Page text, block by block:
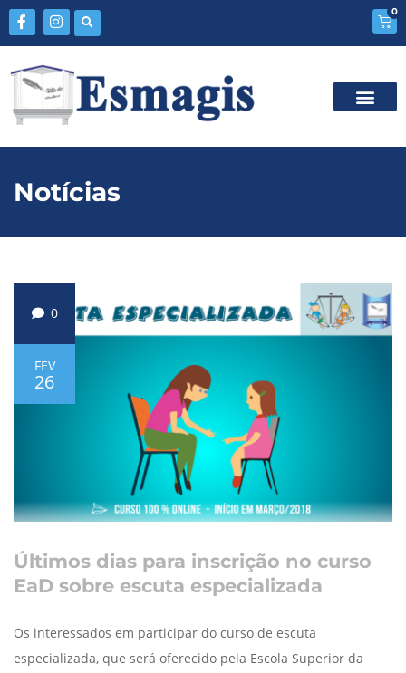
0
Notícias
0
FEV
26
Últimos dias para inscrição no curso
EaD sobre escuta especializada
Os interessados em participar do curso de escuta
especializada, que será oferecido pela Escola Superior da